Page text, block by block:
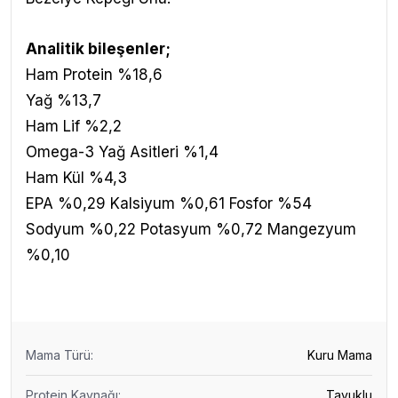
Analitik bileşenler;
Ham Protein %18,6
Yağ %13,7
Ham Lif %2,2
Omega-3 Yağ Asitleri %1,4
Ham Kül %4,3
EPA %0,29 Kalsiyum %0,61 Fosfor %54
Sodyum %0,22 Potasyum %0,72 Mangezyum
%0,10
Mama Türü: Kuru Mama
Protein Kaynağı: Tavuklu